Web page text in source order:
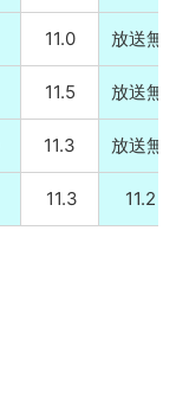
11.0 放送無
11.5 放送無
11.3 放送無
11.3 11.2